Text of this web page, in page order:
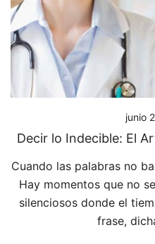
junio
Decir lo Indecible: El
Cuando las palabras no
Hay momentos que no
silenciosos donde el
frase,